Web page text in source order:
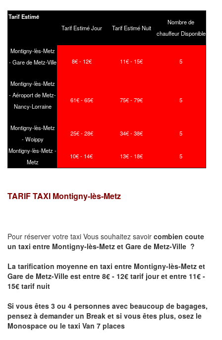
Tarif Estimé
Tarif Estimé Jour
Tarif Estimé Nuit
Nombre de
chauffeur Disponible
Montigny-lès-Metz
- Gare de Metz-Ville
8€ - 12€ 11€ - 15€ 5
Montigny-lès-Metz
- Aéroport de Metz-
Nancy-Lorraine
61€ - 65€ 75€ - 79€ 5
Montigny-lès-Metz
- Woippy
25€ - 28€ 34€ - 38€ 5
Montigny-lès-Metz -
Metz
10€ - 14€ 13€ - 18€ 5
TARIF TAXI Montigny-lès-Metz
Pour réserver votre taxi Vous souhaitez savoir combien coute
un taxi entre Montigny-lès-Metz et Gare de Metz-Ville ?
La tarification moyenne en taxi entre Montigny-lès-Metz et
Gare de Metz-Ville est entre 8€ - 12€ tarif jour et entre 11€ -
15€ tarif nuit
Si vous êtes 3 ou 4 personnes avec beaucoup de bagages,
pensez à demander un Break et si vous êtes plus, osez le
Monospace ou le taxi Van 7 places